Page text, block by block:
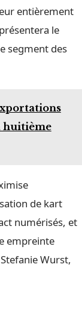
entièrement
le
segment des
huitième
de kart
numérisés, et
empreinte
Wurst,